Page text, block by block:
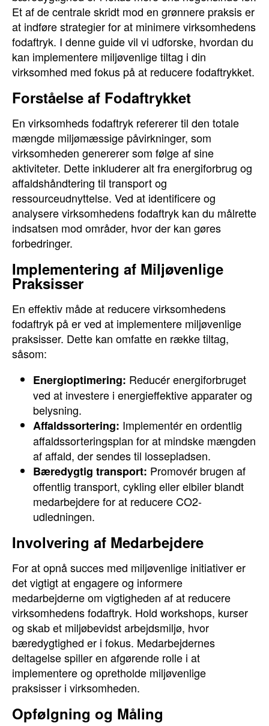
Et af de centrale skridt mod en grønnere praksis er
at indføre strategier for at minimere virksomhedens
fodaftryk. I denne guide vil vi udforske, hvordan du
kan implementere miljøvenlige tiltag i din
virksomhed med fokus på at reducere fodaftrykket.
Forståelse af Fodaftrykket
En virksomheds fodaftryk refererer til den totale
mængde miljømæssige påvirkninger, som
virksomheden genererer som følge af sine
aktiviteter. Dette inkluderer alt fra energiforbrug og
affaldshåndtering til transport og
ressourceudnyttelse. Ved at identificere og
analysere virksomhedens fodaftryk kan du målrette
indsatsen mod områder, hvor der kan gøres
forbedringer.
Implementering af Miljøvenlige
Praksisser
En effektiv måde at reducere virksomhedens
fodaftryk på er ved at implementere miljøvenlige
praksisser. Dette kan omfatte en række tiltag,
såsom:
Energioptimering: Reducér energiforbruget
ved at investere i energieffektive apparater og
belysning.
Affaldssortering: Implementér en ordentlig
affaldssorteringsplan for at mindske mængden
af affald, der sendes til lossepladsen.
Bæredygtig transport: Promovér brugen af
offentlig transport, cykling eller elbiler blandt
medarbejdere for at reducere CO2-
udledningen.
Involvering af Medarbejdere
For at opnå succes med miljøvenlige initiativer er
det vigtigt at engagere og informere
medarbejderne om vigtigheden af at reducere
virksomhedens fodaftryk. Hold workshops, kurser
og skab et miljøbevidst arbejdsmiljø, hvor
bæredygtighed er i fokus. Medarbejdernes
deltagelse spiller en afgørende rolle i at
implementere og opretholde miljøvenlige
praksisser i virksomheden.
Opfølgning og Måling